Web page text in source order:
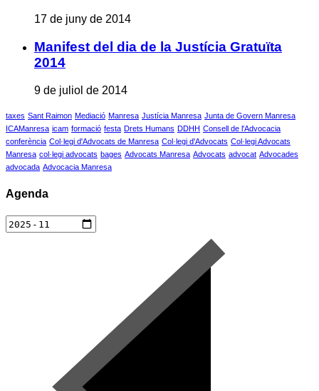
17 de juny de 2014
Manifest del dia de la Justícia Gratuïta
2014
9 de juliol de 2014
taxes Sant Raimon Mediació Manresa Justícia Manresa Junta de Govern Manresa
ICAManresa icam formació festa Drets Humans DDHH Consell de l'Advocacia
conferència Col·legi d'Advocats de Manresa Col·legi d'Advocats Col·legi Advocats
Manresa col·legi advocats bages Advocats Manresa Advocats advocat Advocades
advocada Advocacia Manresa
Agenda